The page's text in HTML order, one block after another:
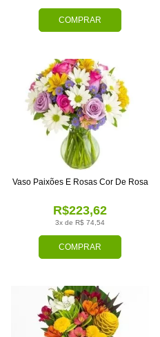
COMPRAR
COMPRAR
3x de R$ 74,54
R$223,62
Vaso Paixões E Rosas Cor De Rosa